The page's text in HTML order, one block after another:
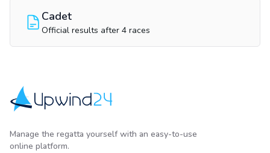
Cadet
Official results after 4 races
Manage the regatta yourself with an easy-to-use
online platform.